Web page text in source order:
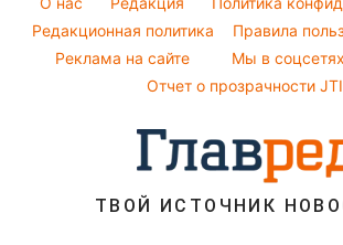
Ани Лорак
Кейт Миддлтон
Алла Пугачева
Авто
Курс валют
Редакционная политика
Правила
Реклама на сайте
Мы в соцсетях
Отчет о прозрачности JTI
ТВОЙ ИСТОЧНИК